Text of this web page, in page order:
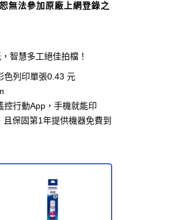
無法參加原廠上網登錄之
智慧多工絕佳拍檔！
色列印單張0.43 元
行動App，手機就能印
保固第1年提供機器免費到